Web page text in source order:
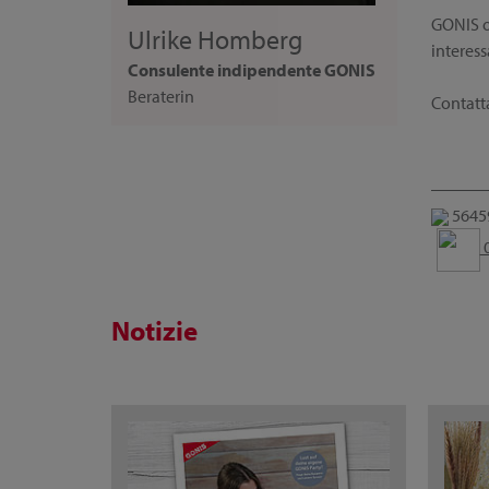
Ulrike Homberg
Consulente indipendente GONIS
Beraterin
GONIS
Notizie